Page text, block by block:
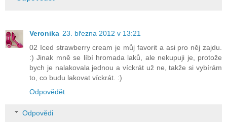
Veronika 23. března 2012 v 13:21
02 Iced strawberry cream je můj favorit a asi pro něj zajdu.
:) Jinak mně se líbí hromada laků, ale nekupuji je, protože
bych je nalakovala jednou a víckrát už ne, takže si vybírám
to, co budu lakovat víckrát. :)
Odpovědět
Odpovědi